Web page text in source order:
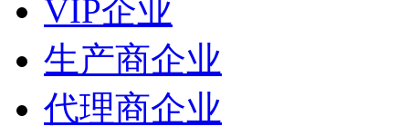
VIP企业
生产商企业
代理商企业